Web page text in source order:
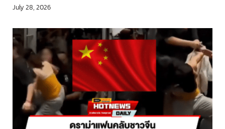
July 28, 2026